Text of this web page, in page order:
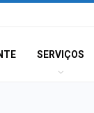
SERVIÇOS